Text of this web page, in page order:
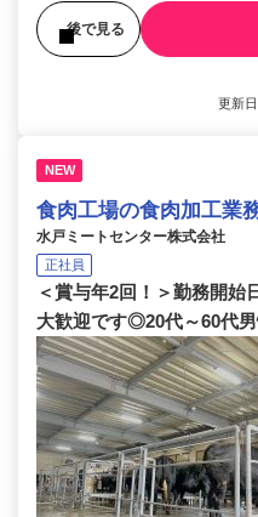
後で見る
更新
NEW
食肉工場の食肉加工業
水戸ミートセンター株式会社
正社員
＜賞与年2回！＞勤務開始
大歓迎です◎20代～60代男